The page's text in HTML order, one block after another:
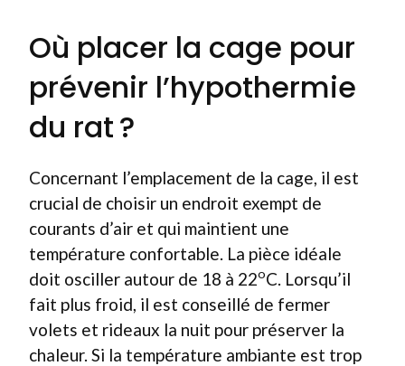
Où placer la cage pour
prévenir l’hypothermie
du rat ?
Concernant l’emplacement de la cage, il est
crucial de choisir un endroit exempt de
courants d’air et qui maintient une
température confortable. La pièce idéale
doit osciller autour de 18 à 22oC. Lorsqu’il
fait plus froid, il est conseillé de fermer
volets et rideaux la nuit pour préserver la
chaleur. Si la température ambiante est trop